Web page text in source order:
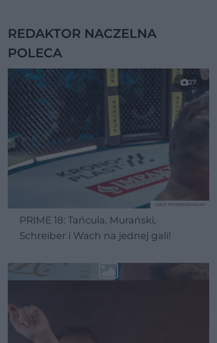
REDAKTOR NACZELNA
POLECA
27
PRIME 18: Tańcula, Murański,
Schreiber i Wach na jednej gali!
TEKST SPONSOROWANY